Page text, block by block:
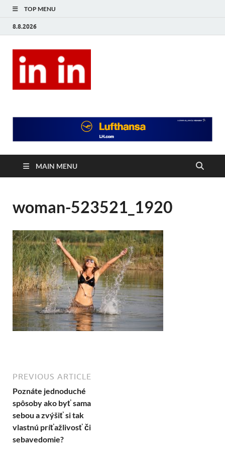
TOP MENU
8.8.2026
MAIN MENU
woman-523521_1920
PREVIOUS ARTICLE
Poznáte jednoduché
spôsoby ako byť sama
sebou a zvýšiť si tak
vlastnú príťažlivosť či
sebavedomie?